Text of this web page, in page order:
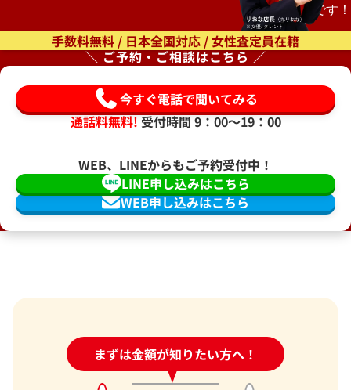
もオススメです！
手数料無料 / 日本全国対応 / 女性査定員在籍
＼ ご予約・ご相談はこちら ／
今すぐ電話で聞いてみる
通話料無料!受付時間 9：00〜19：00
WEB、LINEからもご予約受付中！
WEB申し込みはこちら
LINE申し込みはこちら
まずは金額が知りたい方へ！
24時間受付中!問い合わせフォーム